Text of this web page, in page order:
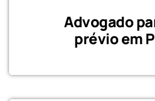
Advogado
prévio em